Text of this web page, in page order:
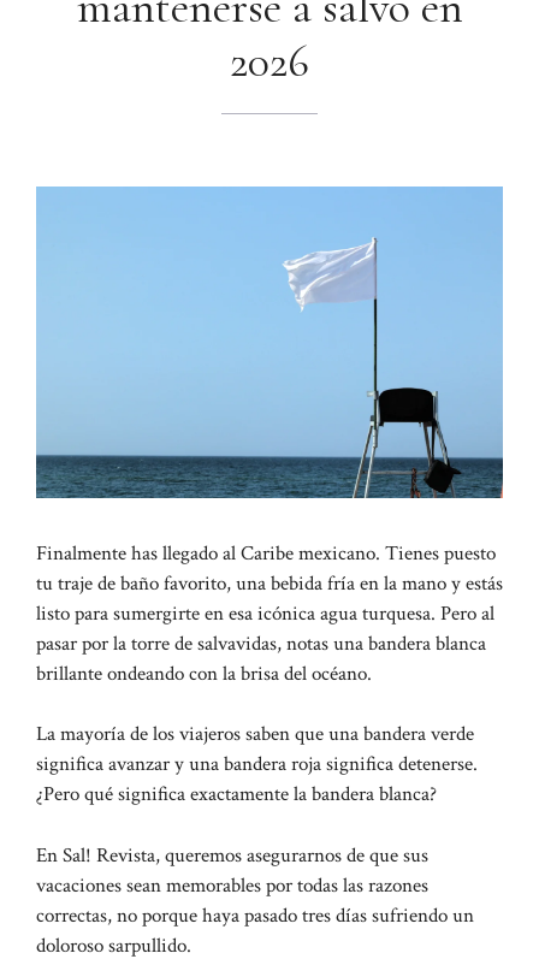
2026
Finalmente has llegado al Caribe mexicano. Tienes puesto
tu traje de baño favorito, una bebida fría en la mano y estás
listo para sumergirte en esa icónica agua turquesa. Pero al
pasar por la torre de salvavidas, notas una bandera blanca
brillante ondeando con la brisa del océano.
La mayoría de los viajeros saben que una bandera verde
significa avanzar y una bandera roja significa detenerse.
¿Pero qué significa exactamente la bandera blanca?
En Sal! Revista, queremos asegurarnos de que sus
vacaciones sean memorables por todas las razones
correctas, no porque haya pasado tres días sufriendo un
doloroso sarpullido.